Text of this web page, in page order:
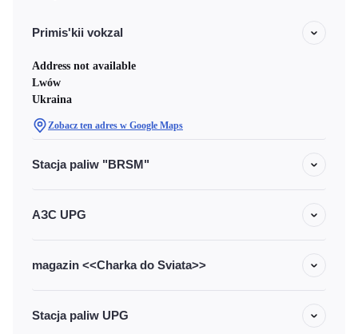
Primis'kii vokzal
Address not available
Lwów
Ukraina
Zobacz ten adres w Google Maps
Stacja paliw "BRSM"
АЗС UPG
magazin <<Charka do Sviata>>
Stacja paliw UPG